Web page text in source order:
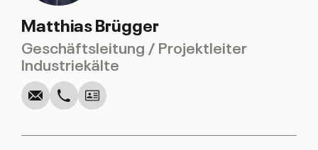
Matthias Brügger
Geschäftsleitung / Projektleiter
Industriekälte
SchreibenKopieren
AnrufenKopieren
Download